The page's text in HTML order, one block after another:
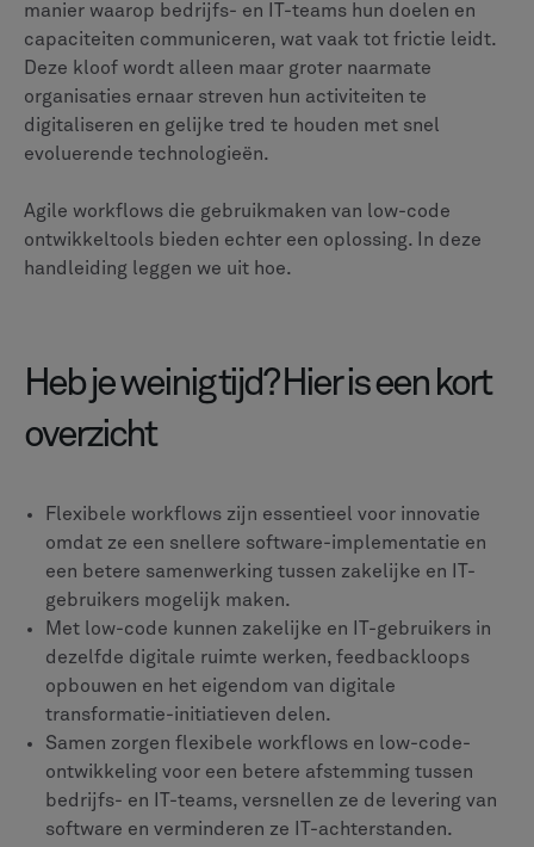
manier waarop bedrijfs- en IT-teams hun doelen en
capaciteiten communiceren, wat vaak tot frictie leidt.
Deze kloof wordt alleen maar groter naarmate
organisaties ernaar streven hun activiteiten te
digitaliseren en gelijke tred te houden met snel
evoluerende technologieën.
Agile workflows die gebruikmaken van low-code
ontwikkeltools bieden echter een oplossing. In deze
handleiding leggen we uit hoe.
Heb je weinig tijd? Hier is een kort
overzicht
Flexibele workflows zijn essentieel voor innovatie
omdat ze een snellere software-implementatie en
een betere samenwerking tussen zakelijke en IT-
gebruikers mogelijk maken.
Met low-code kunnen zakelijke en IT-gebruikers in
dezelfde digitale ruimte werken, feedbackloops
opbouwen en het eigendom van digitale
transformatie-initiatieven delen.
Samen zorgen flexibele workflows en low-code-
ontwikkeling voor een betere afstemming tussen
bedrijfs- en IT-teams, versnellen ze de levering van
software en verminderen ze IT-achterstanden.